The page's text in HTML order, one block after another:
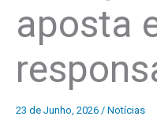
aposta
23 de Junho, 2026 / Notícias